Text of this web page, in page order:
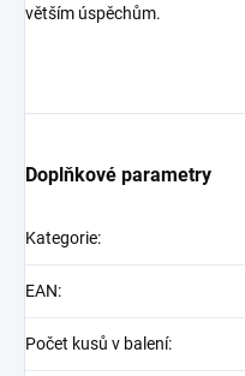
větším úspěchům.
Doplňkové parametry
Kategorie:
EAN:
Počet kusů v balení: